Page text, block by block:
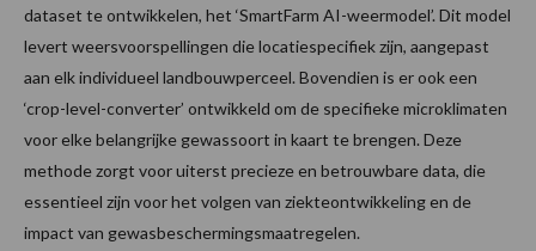
dataset te ontwikkelen, het ‘SmartFarm AI-weermodel’. Dit model
levert weersvoorspellingen die locatiespecifiek zijn, aangepast
aan elk individueel landbouwperceel. Bovendien is er ook een
‘crop-level-converter’ ontwikkeld om de specifieke microklimaten
voor elke belangrijke gewassoort in kaart te brengen. Deze
methode zorgt voor uiterst precieze en betrouwbare data, die
essentieel zijn voor het volgen van ziekteontwikkeling en de
impact van gewasbeschermingsmaatregelen.